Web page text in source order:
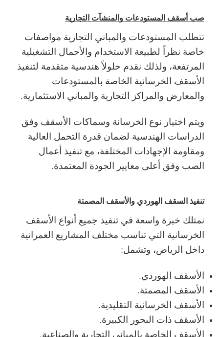
صب أسقف المستودعات والمنشآت التجارية
تتطلب المستودعات والمباني التجارية مواصفات
خاصة نظراً لطبيعة الاستخدام والأحمال التشغيلية
المرتفعة، ولذلك نقدم حلولاً هندسية متقدمة لتنفيذ
الأسقف الخرسانية الخاصة بالمستودعات
والمعارض والمراكز التجارية والمباني الاستثمارية.
ويتم اختيار نوع الخرسانة وسماكات الأسقف وفق
الدراسات الهندسية لضمان قدرة التحمل العالية
ومقاومة الإجهادات المختلفة، مع تنفيذ أعمال
الصب وفق أعلى معايير الجودة المعتمدة.
تنفيذ السقف الهوردي والأسقف المصمتة
نمتلك خبرة واسعة في تنفيذ جميع أنواع الأسقف
الخرسانية التي تناسب مختلف المشاريع العمرانية
داخل الرياض، وتشمل:
الأسقف الهوردي.
الأسقف المصمتة.
الأسقف الخرسانية التقليدية.
الأسقف ذات البحور الكبيرة.
الأسقف الخاصة بالمباني التجارية والصناعية.